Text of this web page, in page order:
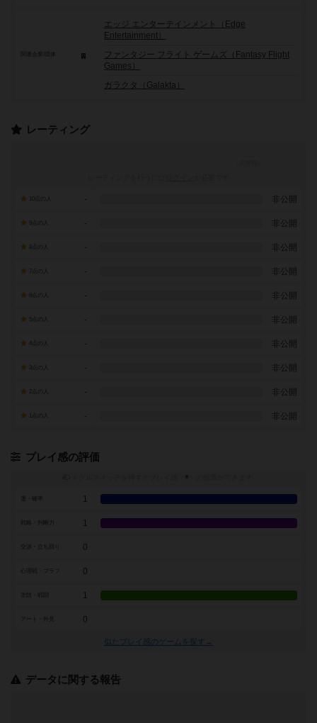
エッジ エンターテインメント（Edge
Entertainment）
ファンタジー フライト ゲームズ（Fantasy Flight
Games）
ガラクタ（Galakta）
レーティング
- 非公開
- 非公開
- 非公開
7点の人 - 非公開
- 非公開
- 非公開
- 非公開
- 非公開
- 非公開
- 非公開
プレイ感の評価
※
1
戦略・判断力 1
0
0
1
アート・外見 0
似たプレイ感のゲームを探す→
データに関する報告